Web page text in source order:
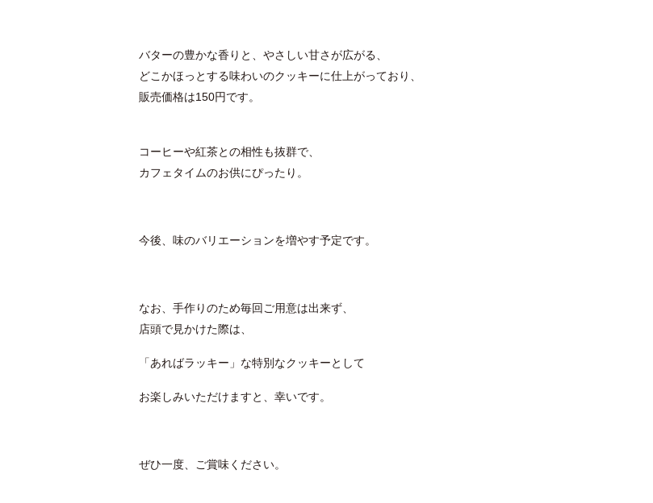
バターの豊かな香りと、やさしい甘さが広がる、
どこかほっとする味わいのクッキーに仕上がっており、
販売価格は150円です。
コーヒーや紅茶との相性も抜群で、
カフェタイムのお供にぴったり。
今後、味のバリエーションを増やす予定です。
なお、手作りのため毎回ご用意は出来ず、
店頭で見かけた際は、
「あればラッキー」な特別なクッキーとして
お楽しみいただけますと、幸いです。
ぜひ一度、ご賞味ください。